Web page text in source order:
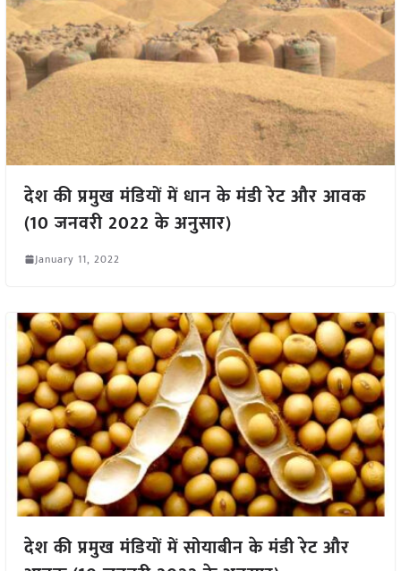
देश की प्रमुख मंडियों में धान के मंडी रेट और आवक
(10 जनवरी 2022 के अनुसार)
January 11, 2022
देश की प्रमुख मंडियों में सोयाबीन के मंडी रेट और